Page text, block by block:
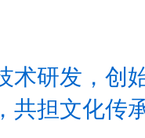
术研发，创
共担文化传